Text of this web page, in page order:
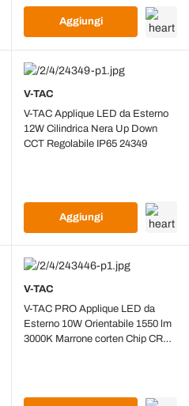
Aggiungi
V-TAC
V-TAC Applique LED da Esterno
12W Cilindrica Nera Up Down
CCT Regolabile IP65 24349
Aggiungi
V-TAC
V-TAC PRO Applique LED da
Esterno 10W Orientabile 1550 lm
3000K Marrone corten Chip CREE